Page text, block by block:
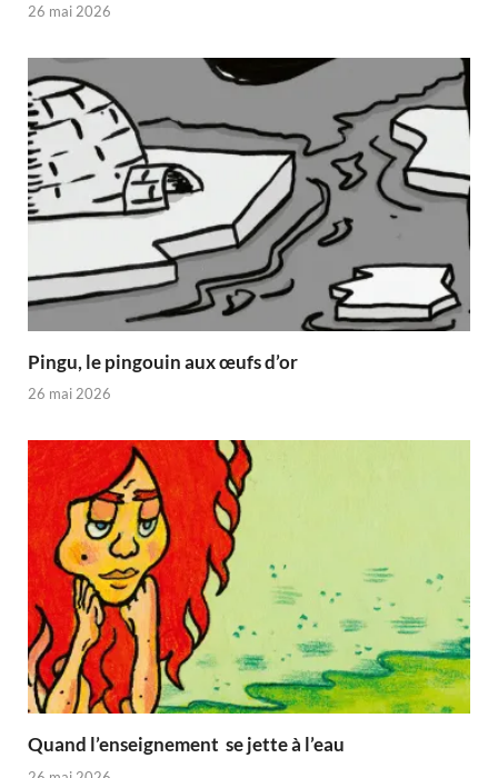
26 mai 2026
Pingu, le pingouin aux œufs d’or
26 mai 2026
Quand l’enseignement se jette à l’eau